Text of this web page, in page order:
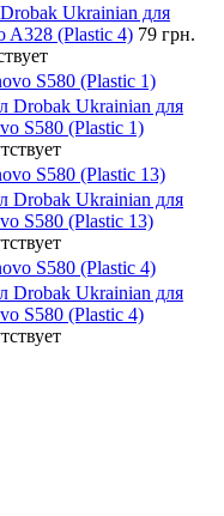
Ukrainian для
A328 (Plastic 4) 79 грн.
S580 (Plastic 1)
Drobak Ukrainian для
S580 (Plastic 1)
S580 (Plastic 13)
Drobak Ukrainian для
S580 (Plastic 13)
S580 (Plastic 4)
Drobak Ukrainian для
S580 (Plastic 4)